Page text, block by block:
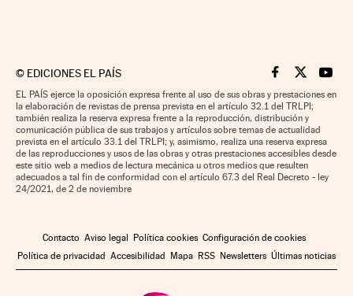
© EDICIONES EL PAÍS Cinco Días en
Cinco Días
Cinco
EL PAÍS ejerce la oposición expresa frente al uso de sus obras y prestaciones en
la elaboración de revistas de prensa prevista en el artículo 32.1 del TRLPI;
también realiza la reserva expresa frente a la reproducción, distribución y
comunicación pública de sus trabajos y artículos sobre temas de actualidad
prevista en el artículo 33.1 del TRLPI; y, asimismo, realiza una reserva expresa
de las reproducciones y usos de las obras y otras prestaciones accesibles desde
este sitio web a medios de lectura mecánica u otros medios que resulten
adecuados a tal fin de conformidad con el artículo 67.3 del Real Decreto - ley
24/2021, de 2 de noviembre
Contacto Aviso legal Política cookies Configuración de cookies
Política de privacidad Accesibilidad Mapa RSS Newsletters Últimas noticias